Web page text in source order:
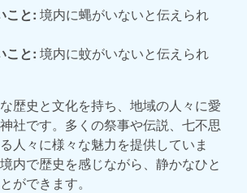
こと: 境内に蝿がいないと伝えられ
こと: 境内に蚊がいないと伝えられ
歴史と文化を持ち、地域の人々に愛
社です。多くの祭事や伝説、七不思
人々に様々な魅力を提供していま
内で歴史を感じながら、静かなひと
ができます。